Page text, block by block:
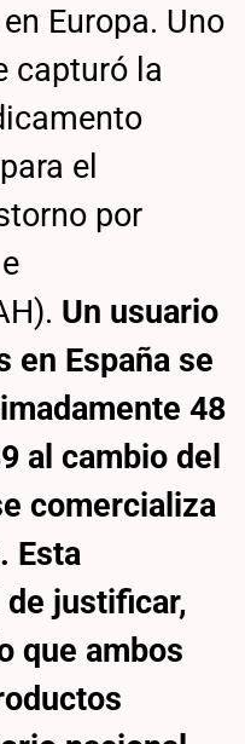
Europa. Uno
capturó la
el
por
Un usuario
en España se
48
al cambio del
comercializa
Esta
justificar,
que ambos